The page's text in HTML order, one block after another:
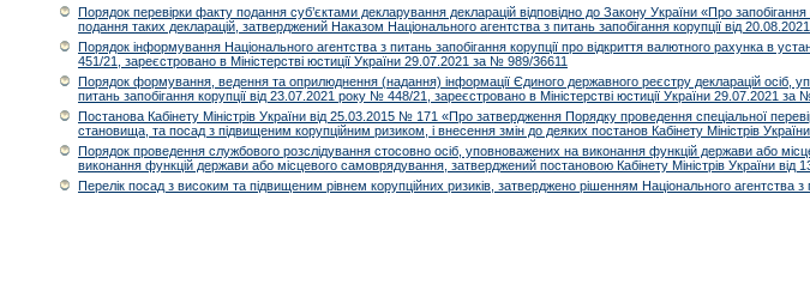
Порядок перевірки факту подання суб’єктами декларування декларацій відповідно до Закону України «Про
подання таких декларацій, затверджений Наказом Національного агентства з питань запобігання корупції від
Порядок інформування Національного агентства з питань запобігання корупції про відкриття валютного рахунка в
451/21, зареєстровано в Міністерстві юстиції України 29.07.2021 за № 989/36611
Порядок формування, ведення та оприлюднення (надання) інформації Єдиного державного реєстру декларацій
питань запобігання корупції від 23.07.2021 року № 448/21, зареєстровано в Міністерстві юстиції України 29.07.2021 за
Постанова Кабінету Міністрів України від 25.03.2015 № 171 «Про затвердження Порядку проведення спеціальної
становища, та посад з підвищеним корупційним ризиком, і внесення змін до деяких постанов Кабінету Міністрів
Порядок проведення службового розслідування стосовно осіб, уповноважених на виконання функцій держави або
виконання функцій держави або місцевого самоврядування, затверджений постановою Кабінету Міністрів України
Перелік посад з високим та підвищеним рівнем корупційних ризиків, затверджено рішенням Національного